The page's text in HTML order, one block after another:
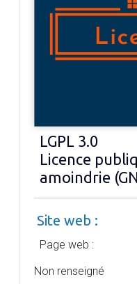
LGPL 3.0
Licence
amoindrie
Site web :
Page web :
Non renseigné